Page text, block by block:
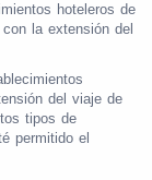
hoteleros de
la extensión del
del viaje de
tipos de
permitido el